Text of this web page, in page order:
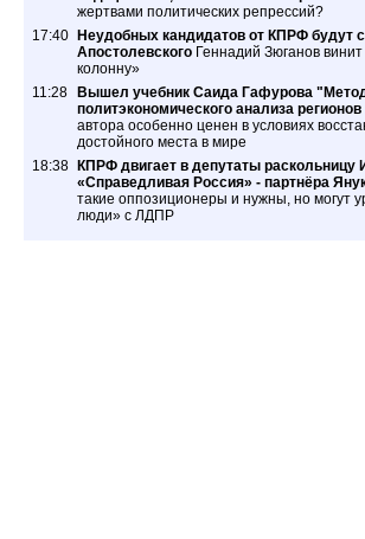
жертвами политических репрессий?
17:40 Неудобных кандидатов от КПРФ будут
Апостолевского Геннадий Зюганов
колонну»
11:28 Вышел учебник Саида Гафурова
политэкономического анализа
автора особенно ценен в условиях
достойного места в мире
18:38 КПРФ двигает в депутаты раскольницу
«Справедливая Россия» - партнёра
такие оппозиционеры и нужны, но могут
люди» с ЛДПР